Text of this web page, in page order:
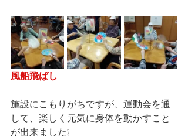
風船飛ばし
施設にこもりがちですが、運動会を通
して、楽しく元気に身体を動かすこと
が出来ました❕